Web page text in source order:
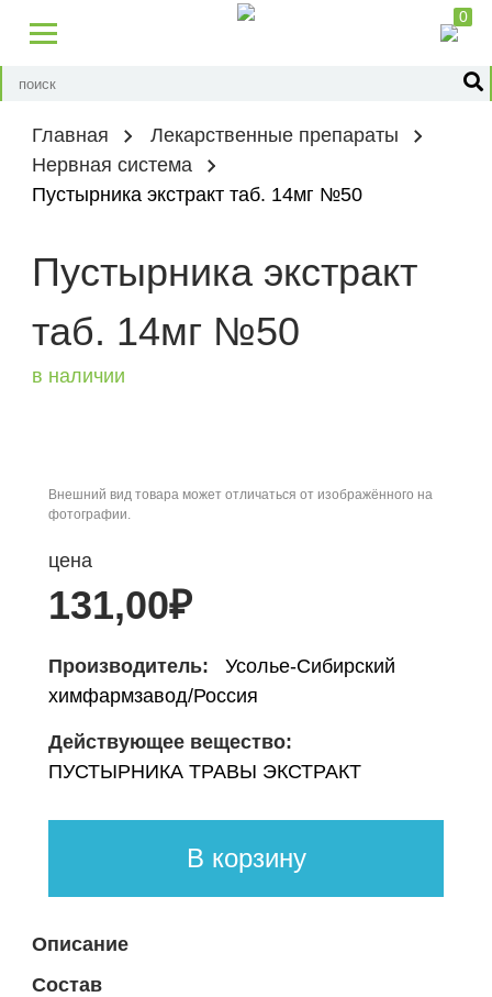
0
Главная
Лекарственные препараты
Нервная система
Пустырника экстракт таб. 14мг №50
Пустырника экстракт
таб. 14мг №50
в наличии
Внешний вид товара может отличаться от изображённого на
фотографии.
цена
131,00₽
Производитель:
Усолье-Сибирский
химфармзавод/Россия
Действующее вещество:
ПУСТЫРНИКА ТРАВЫ ЭКСТРАКТ
В корзину
Описание
Состав